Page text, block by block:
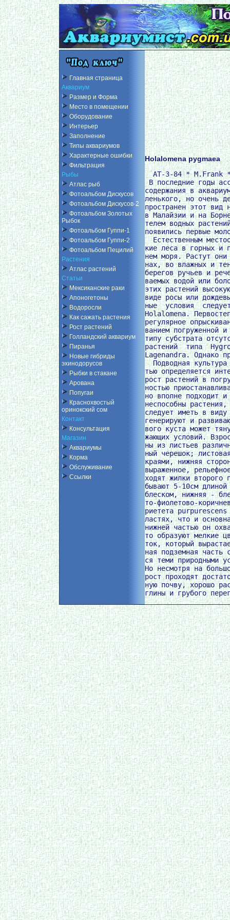
Главная страница
Аквариум
Размер и Форма
Место в помещении
Оборудование
Интерьер
Заполнение
Типы аквариумов
Характерные ошибки
Фильтрация
Рыбы
Атлас рыб
Фотоальбом Дискусов
Фотоальбом Дискусов-2
Фотоальбом Золотых
Рыбок
Фотоальбом Гуппи-1
Фотоальбом Гуппи-2
Фотоальбом Пецилий
Растения
Атлас растений
Статьи
Мексиканские раки
Апоногетоны
Водоросли
Как сажать растения
Рост растений
Голландский аквариум
Пиранья
Новые гибриды
эхинодорусов
Рыбки в стакане
Арована
Попугаи
Краснохвостый
оринокский сом
Контакт
Консультация
Магазин
Аквариумы
Корма
Обслуживание
Ссылки
Holalomena pygmaea
AT-3-84 * M.Frank
В последние годы
содержания в
ленького, но очень
пространен этот вид
в Малайзии и на
телем водных
появились первые
Естественным
кие леса в горных и
нем моря. Растут они
нах, во влажных и
берегов ручьев и
ваемых водой или
этих растений
виде росы или
ные  условия
Holalomena.
регулярное
ванием погруженной
типу субстрата
растений  типа
Lagenandra. Однако
Подводная
тью определяется
рост растений в
ностью
но вполне подходит
неспособны
следует иметь в
генерируют и
вого куста может
жающих условий.
ны из листьев
ный черешок;
краями, нижняя
выраженное,
ходят жилки второго
бывают 5-10см
блеском, нижняя -
то-фиолетово-
риетета
ластях, что и
нижней частью он
то образуют мелкие
ток, который
ная подземная часть
ся теми природными
Но несмотря на
рост проходят
ную почву, хорошо